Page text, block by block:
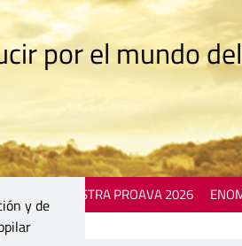
por el mundo
MOSTRA PROAVA 2026
y de